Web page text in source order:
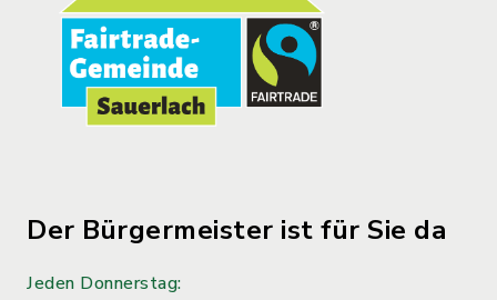
Der Bürgermeister ist für Sie da
Jeden Donnerstag: